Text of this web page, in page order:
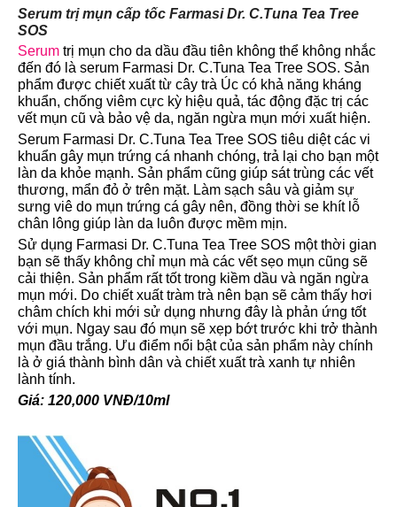
Serum trị mụn cấp tốc Farmasi Dr. C.Tuna Tea Tree
SOS
Serum trị mụn cho da dầu đầu tiên không thể không nhắc
đến đó là serum Farmasi Dr. C.Tuna Tea Tree SOS. Sản
phẩm được chiết xuất từ cây trà Úc có khả năng kháng
khuẩn, chống viêm cực kỳ hiệu quả, tác động đặc trị các
vết mụn cũ và bảo vệ da, ngăn ngừa mụn mới xuất hiện.
Serum Farmasi Dr. C.Tuna Tea Tree SOS tiêu diệt các vi
khuẩn gây mụn trứng cá nhanh chóng, trả lại cho bạn một
làn da khỏe mạnh. Sản phẩm cũng giúp sát trùng các vết
thương, mẩn đỏ ở trên mặt. Làm sạch sâu và giảm sự
sưng viê do mụn trứng cá gây nên, đồng thời se khít lỗ
chân lông giúp làn da luôn được mềm mịn.
Sử dụng Farmasi Dr. C.Tuna Tea Tree SOS một thời gian
bạn sẽ thấy không chỉ mụn mà các vết sẹo mụn cũng sẽ
cải thiện. Sản phẩm rất tốt trong kiềm dầu và ngăn ngừa
mụn mới. Do chiết xuất tràm trà nên bạn sẽ cảm thấy hơi
châm chích khi mới sử dụng nhưng đây là phản ứng tốt
với mụn. Ngay sau đó mụn sẽ xẹp bớt trước khi trở thành
mụn đầu trắng. Ưu điểm nổi bật của sản phẩm này chính
là ở giá thành bình dân và chiết xuất trà xanh tự nhiên
lành tính.
Giá: 120,000 VNĐ/10ml